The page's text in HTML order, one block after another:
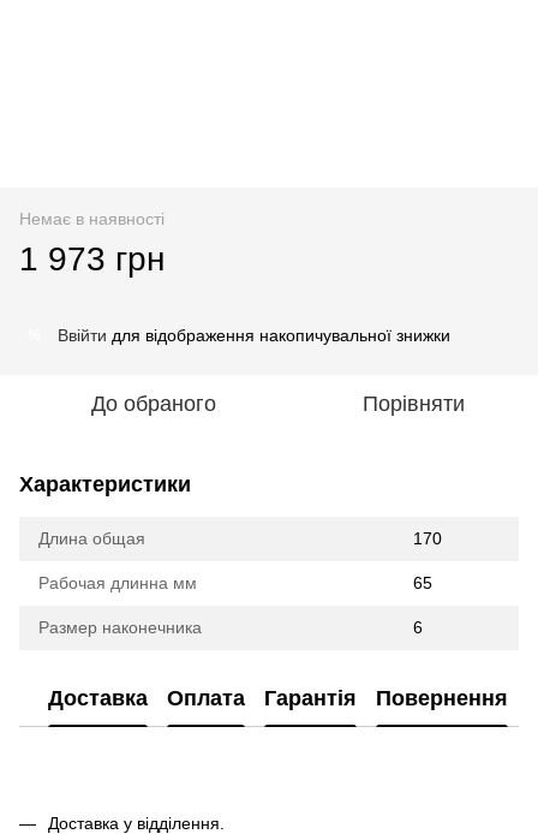
Немає в наявності
1 973 грн
Ввійти для відображення накопичувальної знижки
До обраного Порівняти
Характеристики
Длина общая 170
Рабочая длинна мм 65
Размер наконечника 6
Доставка Оплата Гарантія Повернення
Доставка у відділення.